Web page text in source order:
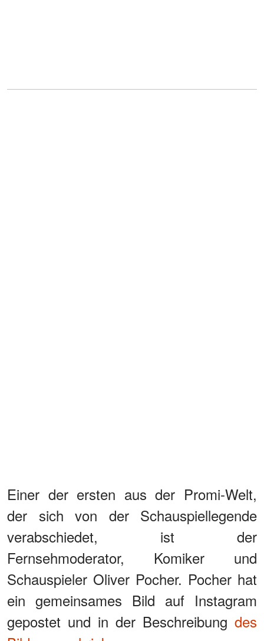
Einer der ersten aus der Promi-Welt,
der sich von der Schauspiellegende
verabschiedet, ist der
Fernsehmoderator, Komiker und
Schauspieler Oliver Pocher. Pocher hat
ein gemeinsames Bild auf Instagram
gepostet und in der Beschreibung des